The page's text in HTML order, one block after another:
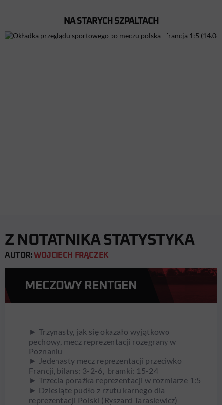
NA STARYCH SZPALTACH
Z NOTATNIKA STATYSTYKA
AUTOR: WOJCIECH FRĄCZEK
MECZOWY RENTGEN
► Trzynasty, jak się okazało wyjątkowo
pechowy, mecz reprezentacji rozegrany w
Poznaniu
► Jedenasty mecz reprezentacji przeciwko
Francji, bilans: 3-2-6, bramki: 15-24
► Trzecia porażka reprezentacji w rozmiarze 1:5
► Dziesiąte pudło z rzutu karnego dla
reprezentacji Polski (Ryszard Tarasiewicz)